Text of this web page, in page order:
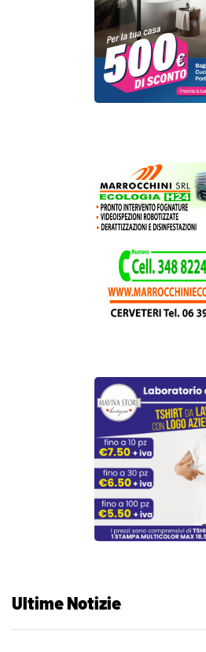
Ultime Notizie